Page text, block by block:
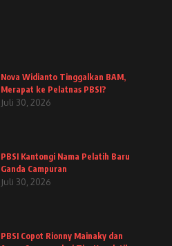
Nova Widianto Tinggalkan BAM,
Merapat ke Pelatnas PBSI?
Juli 30, 2026
PBSI Kantongi Nama Pelatih Baru
Ganda Campuran
Juli 30, 2026
PBSI Copot Rionny Mainaky dan